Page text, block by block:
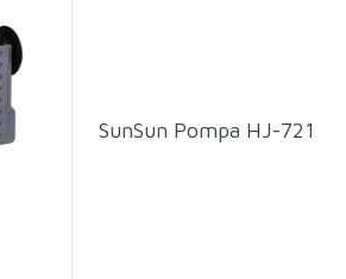
SunSun Pompa HJ-721